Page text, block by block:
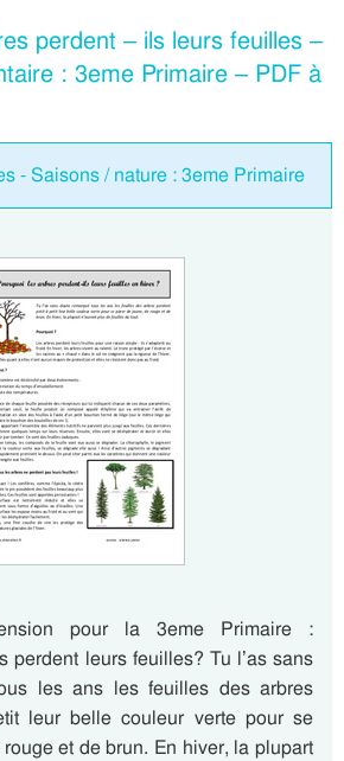
perdent – ils leurs feuilles –
: 3eme Primaire – PDF à
- Saisons / nature : 3eme Primaire
pour la 3eme Primaire :
perdent leurs feuilles? Tu l’as sans
les ans les feuilles des arbres
leur belle couleur verte pour se
et de brun. En hiver, la plupart